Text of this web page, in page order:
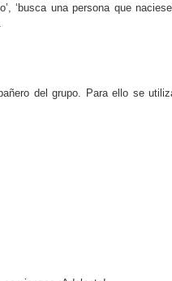
‘busca una persona que
del grupo. Para ello se